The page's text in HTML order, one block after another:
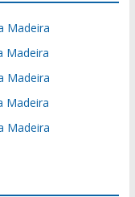
Madeira
Madeira
Madeira
Madeira
Madeira